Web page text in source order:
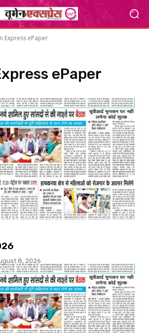
Express ePaper
ePaper
8, 2026